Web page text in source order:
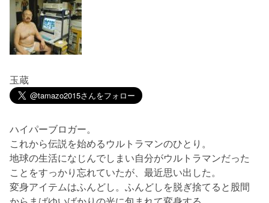
玉蔵
ハイパーブロガー。
これから伝説を始めるウルトラマンのひとり。
地球の生活になじんでしまい自分がウルトラマンだった
ことをすっかり忘れていたが、最近思い出した。
変身アイテムはふんどし。ふんどしを脱ぎ捨てると股間